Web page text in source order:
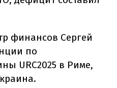
финансов Сергей
по
URC2025 в Риме,